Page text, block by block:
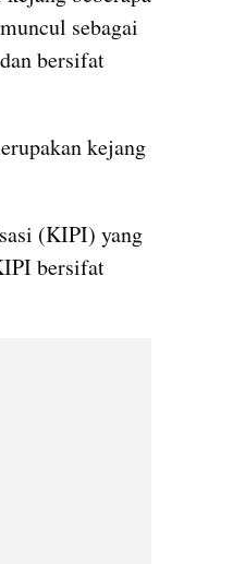
sebagai
bersifat
kejang
(KIPI) yang
bersifat